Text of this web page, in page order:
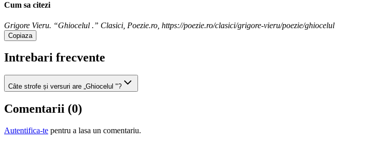
Cum sa citezi
Grigore Vieru. “Ghiocelul .” Clasici, Poezie.ro, https://poezie.ro/clasici/grigore-vieru/poezie/ghiocelul
Copiaza
Intrebari frecvente
Câte strofe și versuri are „Ghiocelul "?
Comentarii (0)
Autentifica-te pentru a lasa un comentariu.